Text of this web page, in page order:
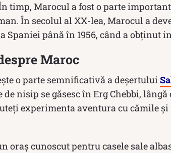
timp, Marocul a fost o parte
În secolul al XX-lea, Marocul a
până în 1956, când a obținut
Maroc
o parte semnificativă a deșertului
nisip se găsesc în Erg Chebbi, lângă
experimenta aventura cu cămile
oraș cunoscut pentru casele sale